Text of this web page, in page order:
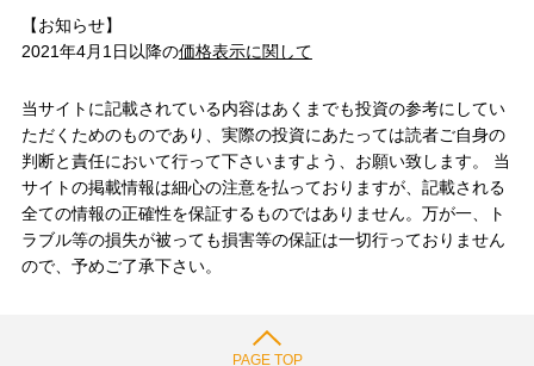
【お知らせ】
2021年4月1日以降の価格表示に関して
当サイトに記載されている内容はあくまでも投資の参考にしてい
ただくためのものであり、実際の投資にあたっては読者ご自身の
判断と責任において行って下さいますよう、お願い致します。 当
サイトの掲載情報は細心の注意を払っておりますが、記載される
全ての情報の正確性を保証するものではありません。万が一、ト
ラブル等の損失が被っても損害等の保証は一切行っておりません
ので、予めご了承下さい。
PAGE TOP